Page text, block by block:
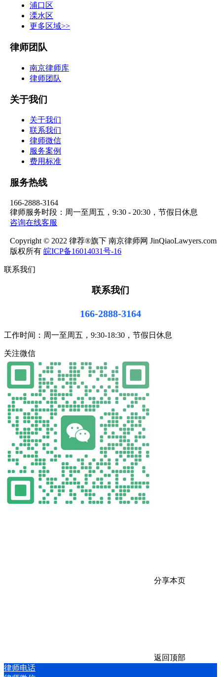
浦口区
溧水区
更多区域>>
律师团队
南京律师库
律师团队
关于我们
关于我们
联系我们
律师微信
服务案例
费用标准
服务热线
166-2888-3164
律师服务时段：周一至周五，9:30 - 20:30，节假日休息
咨询在线客服
Copyright © 2022 律荐®旗下 南京律师网 JinQiaoLawyers.com
版权所有 皖ICP备16014031号-16
联系我们
联系我们
166-2888-3164
工作时间：周一至周五，9:30-18:30，节假日休息
关注微信
分享本页
返回顶部
律师电话